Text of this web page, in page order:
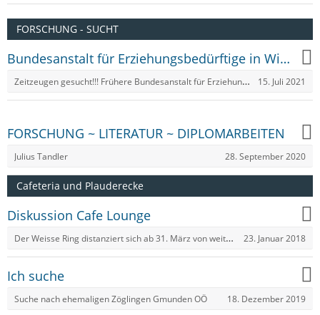
FORSCHUNG - SUCHT
Bundesanstalt für Erziehungsbedürftige in Wiener Neudorf
Zeitzeugen gesucht!!! Frühere Bundesanstalt für Erziehungsbedürftige in Wiener Neudorf (1951-1974) 15. Juli 2021
FORSCHUNG ~ LITERATUR ~ DIPLOMARBEITEN
Julius Tandler 28. September 2020
Cafeteria und Plauderecke
Diskussion Cafe Lounge
Der Weisse Ring distanziert sich ab 31. März von weiteren Threapiekosten? 23. Januar 2018
Ich suche
Suche nach ehemaligen Zöglingen Gmunden OÖ 18. Dezember 2019